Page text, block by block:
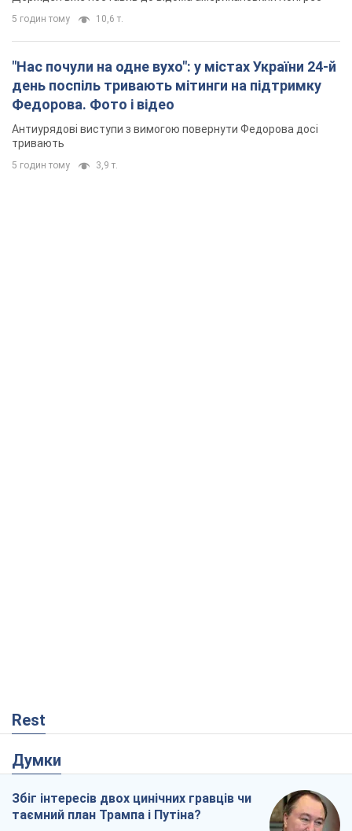
5 годин тому 10,6 т.
"Нас почули на одне вухо": у містах України 24-й
день поспіль тривають мітинги на підтримку
Федорова. Фото і відео
Антиурядові виступи з вимогою повернути Федорова досі
тривають
5 годин тому 3,9 т.
Rest
Думки
Збіг інтересів двох цинічних гравців чи
таємний план Трампа і Путіна?